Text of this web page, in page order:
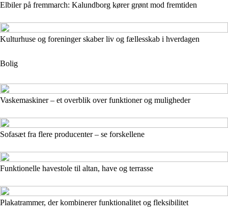
Elbiler på fremmarch: Kalundborg kører grønt mod fremtiden
Kulturhuse og foreninger skaber liv og fællesskab i hverdagen
Bolig
Vaskemaskiner – et overblik over funktioner og muligheder
Sofasæt fra flere producenter – se forskellene
Funktionelle havestole til altan, have og terrasse
Plakatrammer, der kombinerer funktionalitet og fleksibilitet